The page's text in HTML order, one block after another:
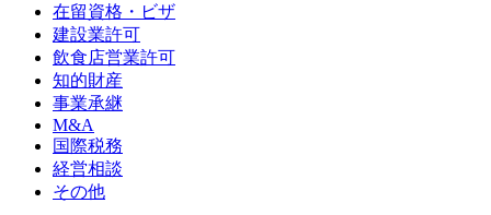
在留資格・ビザ
建設業許可
飲食店営業許可
知的財産
事業承継
M&A
国際税務
経営相談
その他